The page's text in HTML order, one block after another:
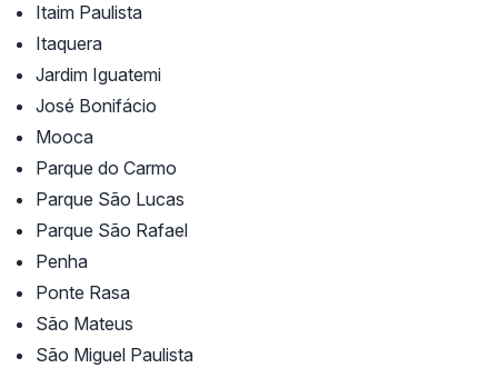
Itaim Paulista
Itaquera
Jardim Iguatemi
José Bonifácio
Mooca
Parque do Carmo
Parque São Lucas
Parque São Rafael
Penha
Ponte Rasa
São Mateus
São Miguel Paulista